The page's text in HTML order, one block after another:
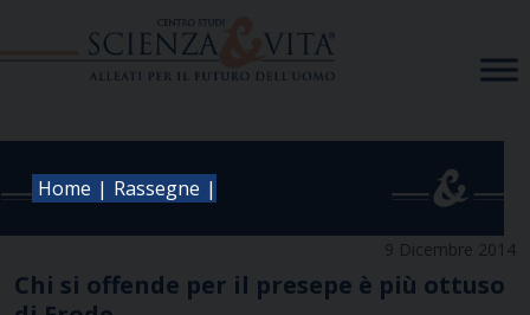
Home | Rassegne |
9 Dicembre 2014
Chi si offende per il presepe è più ottuso